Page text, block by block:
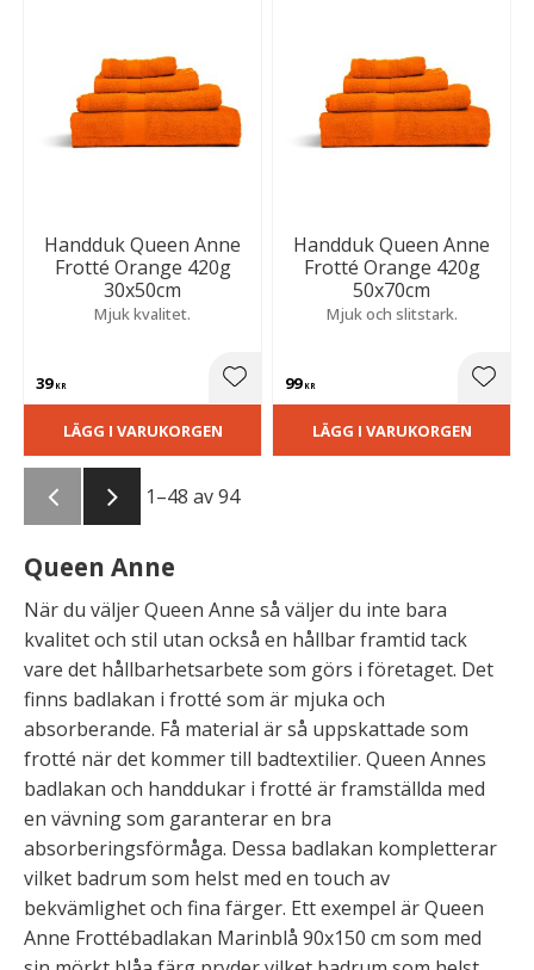
Handduk Queen Anne
Frotté Orange 420g
30x50cm
Mjuk kvalitet.
39KR Lägg till i favoriter
LÄGG I VARUKORGEN
Handduk Queen Anne
Frotté Orange 420g
50x70cm
Mjuk och slitstark.
99KR
LÄGG I VARUKORGEN
1–48 av94
Queen Anne
När du väljer Queen Anne så väljer du inte bara
kvalitet och stil utan också en hållbar framtid tack
vare det hållbarhetsarbete som görs i företaget. Det
finns badlakan i frotté som är mjuka och
absorberande. Få material är så uppskattade som
frotté när det kommer till badtextilier. Queen Annes
badlakan och handdukar i frotté är framställda med
en vävning som garanterar en bra
absorberingsförmåga. Dessa badlakan kompletterar
vilket badrum som helst med en touch av
bekvämlighet och fina färger. Ett exempel är Queen
Anne Frottébadlakan Marinblå 90x150 cm som med